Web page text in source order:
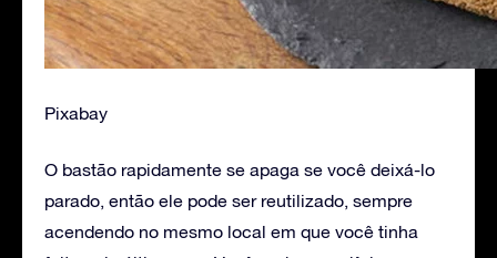
Pixabay
O bastão rapidamente se apaga se você deixá-lo
parado, então ele pode ser reutilizado, sempre
acendendo no mesmo local em que você tinha